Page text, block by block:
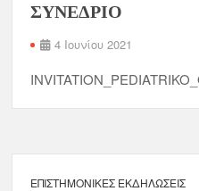
ΣΥΝΕΔΡΙΟ
4 Ιουνίου 2021
ΕΠΙΣΤΗΜΟΝΙΚΈΣ ΕΚΔΗΛΏΣΕΙΣ